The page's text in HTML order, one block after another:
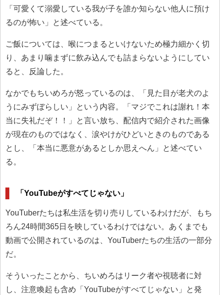
「可愛くて溺愛している我が子を誰か知らない他人に預け
るのが怖い」と述べている。
ご飯については、喉につまるといけないため極力細かく切
り、あまり噛まずに飲み込んでも詰まらないようにしてい
ると、反論した。
なかでもちいめろが怒っているのは、「見た目が老犬のよ
うにみずぼらしい」という内容。「マジでこれは謝れ！本
当に失礼だぞ！！」と言い放ち、配信内で紹介された画像
が現在のものではなく、涙やけがひどいときのものである
とし、「本当に悪意があるとしか思えへん」と述べてい
る。
「YouTubeがすべてじゃない」
YouTuberたちは私生活を切り売りしているわけだが、もち
ろん24時間365日を映しているわけではない。あくまでも
動画で公開されているのは、YouTuberたちの生活の一部分
だ。
そういったことから、ちいめろはリーク者や視聴者に対
し、注意喚起も含め「YouTubeがすべてじゃない」と発